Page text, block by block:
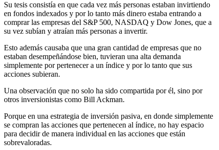
Su tesis consistía en que cada vez más personas estaban invirtiendo
en fondos indexados y por lo tanto más dinero estaba entrando a
comprar las empresas del S&P 500, NASDAQ y Dow Jones, que a
su vez subían y atraían más personas a invertir.
Esto además causaba que una gran cantidad de empresas que no
estaban desempeñándose bien, tuvieran una alta demanda
simplemente por pertenecer a un índice y por lo tanto que sus
acciones subieran.
Una observación que no solo ha sido compartida por él, sino por
otros inversionistas como Bill Ackman.
Porque en una estrategia de inversión pasiva, en donde simplemente
se compran las acciones que pertenecen al índice, no hay espacio
para decidir de manera individual en las acciones que están
sobrevaloradas.